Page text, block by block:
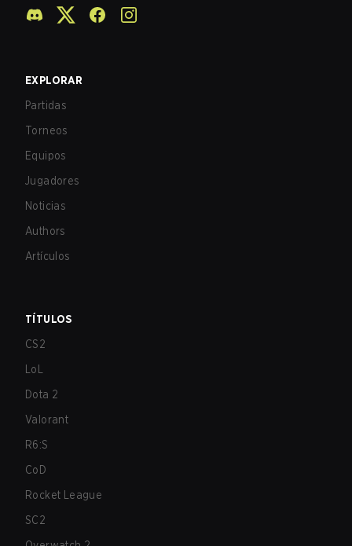
EXPLORAR
Partidas
Torneos
Equipos
Jugadores
Noticias
Authors
Artículos
TÍTULOS
CS2
LoL
Dota 2
Valorant
R6:S
CoD
Rocket League
SC2